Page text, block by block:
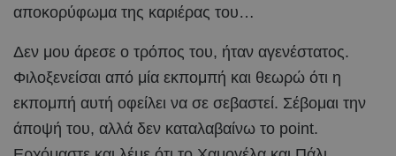
αποκορύφωμα της καριέρας του…
Δεν μου άρεσε ο τρόπος του, ήταν αγενέστατος.
Φιλοξενείσαι από μία εκπομπή και θεωρώ ότι η
εκπομπή αυτή οφείλει να σε σεβαστεί. Σέβομαι την
άποψή του, αλλά δεν καταλαβαίνω το point.